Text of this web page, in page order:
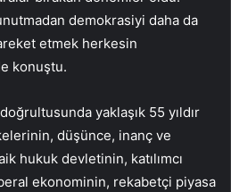
demokrasiyi daha da
etmek herkesin
konuştu.
yaklaşık 55 yıldır
düşünce, inanç ve
hukuk devletinin, katılımcı
ekonominin, rekabetçi piyasa